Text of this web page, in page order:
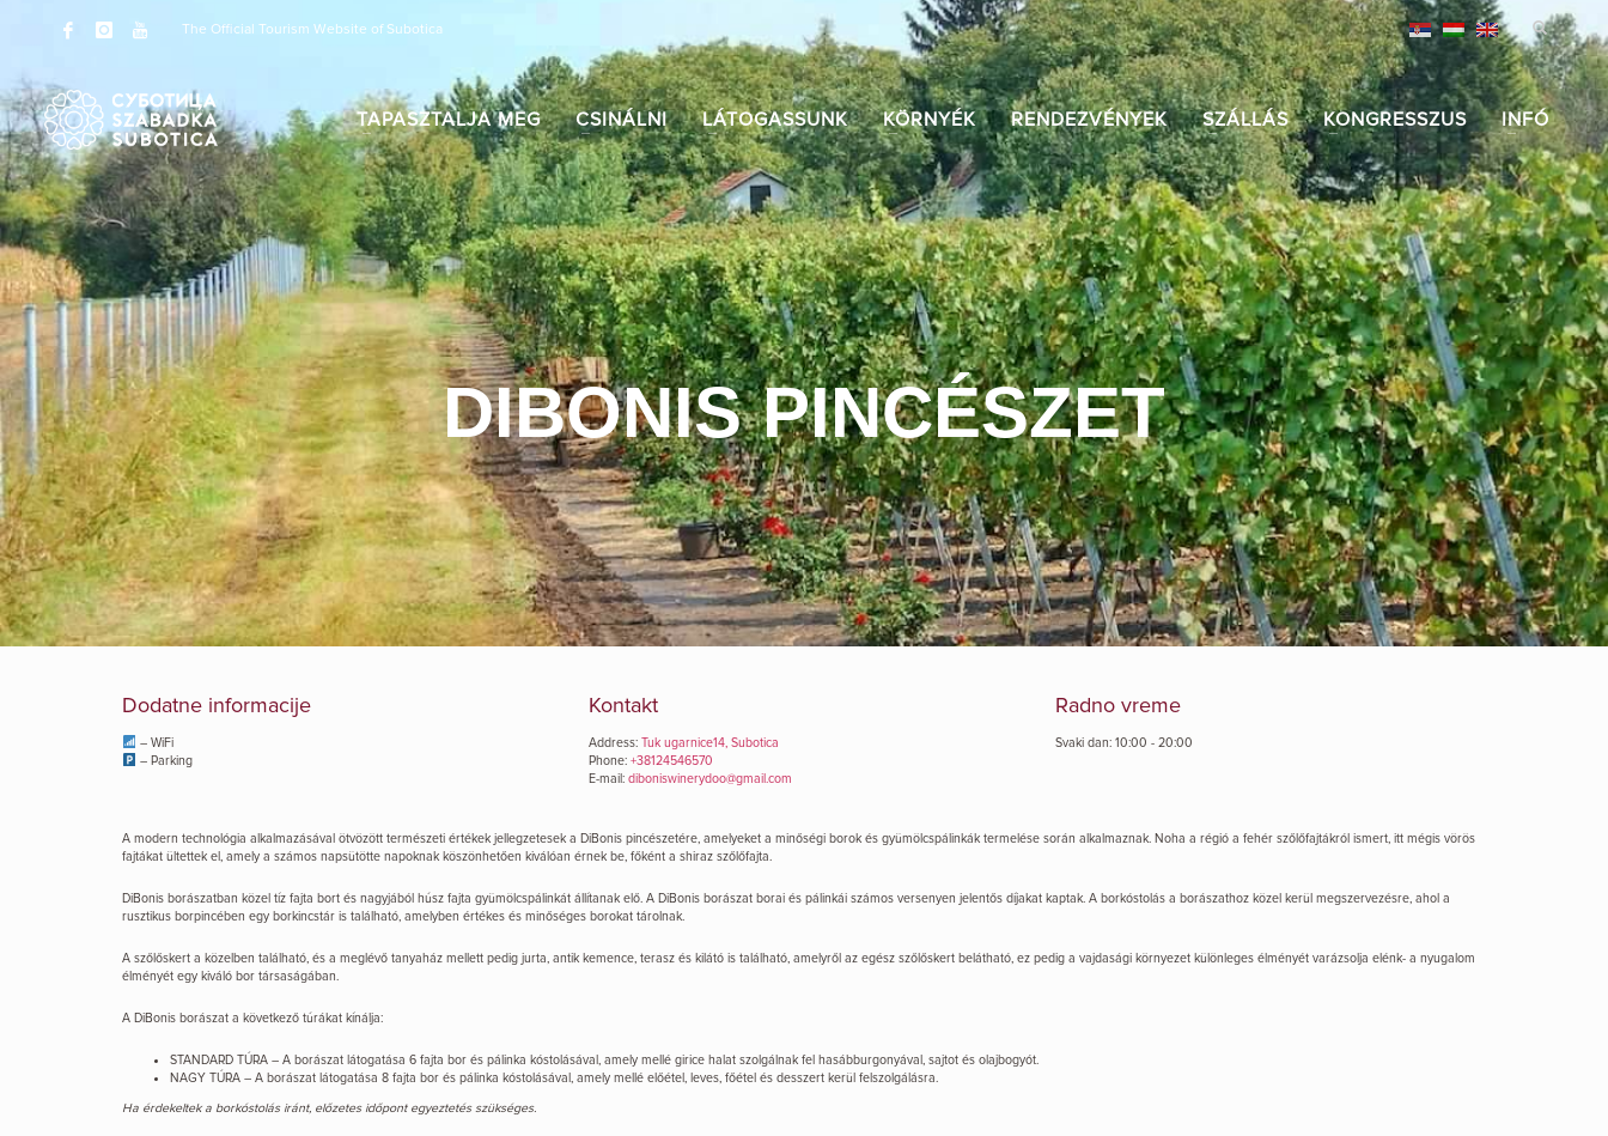
The Official Tourism Website of Subotica
TAPASZTALJA MEG CSINÁLNI LÁTOGASSUNK KÖRNYÉK RENDEZVÉNYEK SZÁLLÁS KONGRESSZUS INFÓ
DIBONIS PINCÉSZET
Dodatne informacije
– WiFi
– Parking
Kontakt
Address: Tuk ugarnice14, Subotica
Phone: +38124546570
E-mail: diboniswinerydoo@gmail.com
Radno vreme
Svaki dan: 10:00 - 20:00
A modern technológia alkalmazásával ötvözött természeti értékek jellegzetesek a DiBonis pincészetére, amelyeket a minőségi borok és gyümölcspálinkák termelése során alkalmaznak. Noha a régió a fehér szőlőfajtákról ismert, itt mégis vörös
fajtákat ültettek el, amely a számos napsütötte napoknak köszönhetően kiválóan érnek be, főként a shiraz szőlőfajta.
DiBonis borászatban közel tíz fajta bort és nagyjából húsz fajta gyümölcspálinkát állítanak elő. A DiBonis borászat borai és pálinkái számos versenyen jelentős díjakat kaptak. A borkóstolás a borászathoz közel kerül megszervezésre, ahol a
rusztikus borpincében egy borkincstár is található, amelyben értékes és minőséges borokat tárolnak.
A szőlőskert a közelben található, és a meglévő tanyaház mellett pedig jurta, antik kemence, terasz és kilátó is található, amelyről az egész szőlőskert belátható, ez pedig a vajdasági környezet különleges élményét varázsolja elénk- a nyugalom
élményét egy kiváló bor társaságában.
A DiBonis borászat a következő túrákat kínálja:
STANDARD TÚRA – A borászat látogatása 6 fajta bor és pálinka kóstolásával, amely mellé girice halat szolgálnak fel hasábburgonyával, sajtot és olajbogyót.
NAGY TÚRA – A borászat látogatása 8 fajta bor és pálinka kóstolásával, amely mellé előétel, leves, főétel és desszert kerül felszolgálásra.
Ha érdekeltek a borkóstolás iránt, előzetes időpont egyeztetés szükséges.